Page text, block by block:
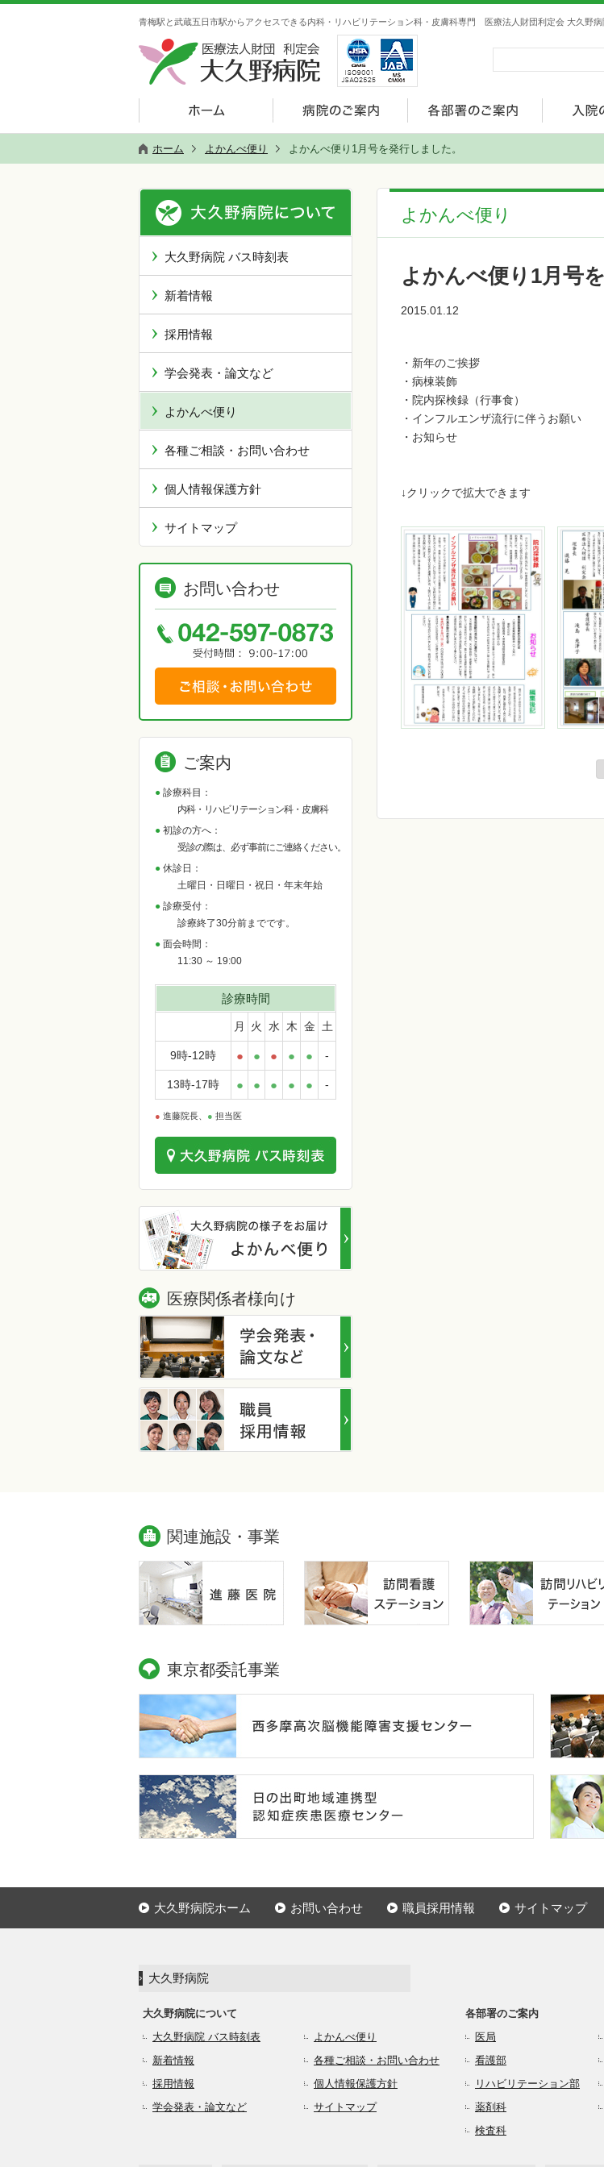
青梅駅と武蔵五日市駅からアクセスできる内科・リハビリテーション科・皮膚科専門 医療法人財団利定会 大久野病
ホーム よかんべ便り よかんべ便り1月号を発行しました。
よかんべ便り
よかんべ便り1月号
2015.01.12
・新年のご挨拶
・病棟装飾
・院内探検録（行事食）
・インフルエンザ流行に伴うお願い
・お知らせ
↓クリックで拡大できます
大久野病院 バス時刻表
新着情報
採用情報
学会発表・論文など
よかんべ便り
各種ご相談・お問い合わせ
個人情報保護方針
サイトマップ
お問い合わせ
ご案内
診療科目：
内科・リハビリテーション科・皮膚科
初診の方へ：
受診の際は、必ず事前にご連絡ください。
休診日：
土曜日・日曜日・祝日・年末年始
診療受付：
診療終了30分前までです。
面会時間：
11:30 ～ 19:00
診療時間
月 火 水 木 金 土
9時-12時 ● ● ● ● ● -
13時-17時 ● ● ● ● ● -
● 進藤院長、 ● 担当医
医療関係者様向け
関連施設・事業
東京都委託事業
大久野病院ホーム お問い合わせ 職員採用情報 サイトマップ
大久野病院
大久野病院について
大久野病院 バス時刻表
よかんべ便り
新着情報
各種ご相談・お問い合わせ
採用情報
個人情報保護方針
学会発表・論文など
サイトマップ
各部署のご案内
医局
看護部
リハビリテーション部
薬剤科
検査科